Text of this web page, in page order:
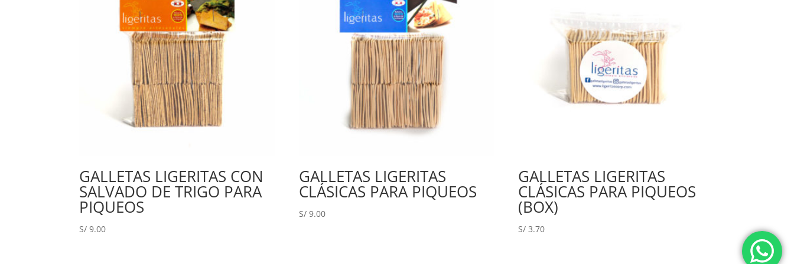
GALLETAS LIGERITAS CON
SALVADO DE TRIGO PARA
PIQUEOS
S/ 9.00
GALLETAS LIGERITAS
CLÁSICAS PARA PIQUEOS
S/9.00
GALLETAS LIGERITAS
CLÁSICAS PARA PIQUEOS
(BOX)
S/ 3.70